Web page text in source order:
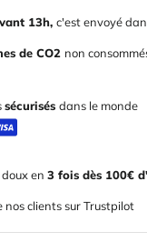
13h, c'est envoyé
de CO2 non
sécurisés dans le monde
en 3 fois dès 100€
nos clients sur Trustpilot